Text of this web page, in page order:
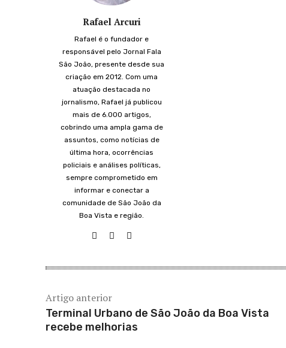
Rafael Arcuri
Rafael é o fundador e
responsável pelo Jornal Fala
São João, presente desde sua
criação em 2012. Com uma
atuação destacada no
jornalismo, Rafael já publicou
mais de 6.000 artigos,
cobrindo uma ampla gama de
assuntos, como notícias de
última hora, ocorrências
policiais e análises políticas,
sempre comprometido em
informar e conectar a
comunidade de São João da
Boa Vista e região.
Artigo anterior
Terminal Urbano de São João da Boa Vista
recebe melhorias